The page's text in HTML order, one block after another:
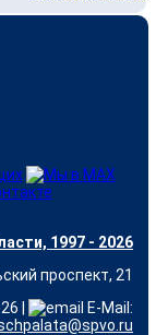
1997 - 2026
проспект, 21
|
E-Mail: